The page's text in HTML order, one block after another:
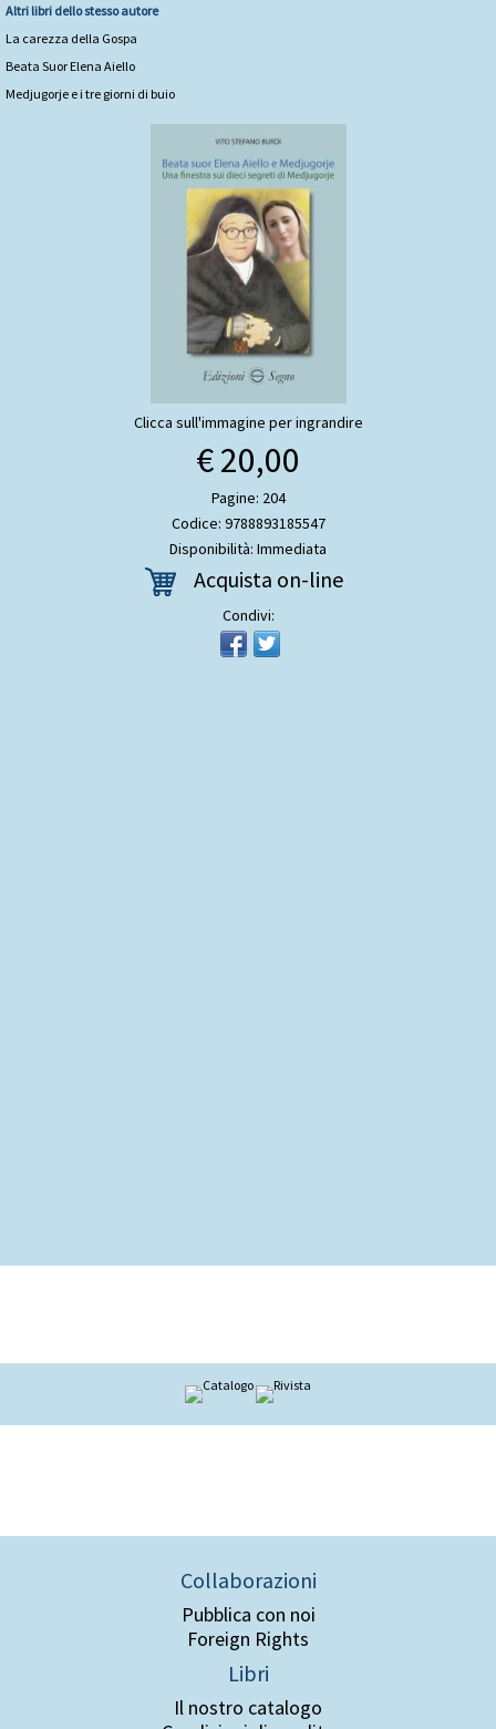
Altri libri dello stesso autore
La carezza della Gospa
Beata Suor Elena Aiello
Medjugorje e i tre giorni di buio
Clicca sull'immagine per ingrandire
€ 20,00
Pagine: 204
Codice: 9788893185547
Disponibilità: Immediata
Acquista on-line
Condivi:
Collaborazioni
Pubblica con noi
Foreign Rights
Libri
Il nostro catalogo